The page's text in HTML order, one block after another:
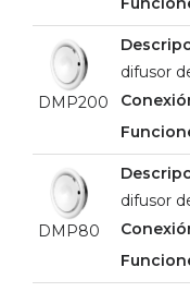
DMP200
difusor
DMP80
difusor